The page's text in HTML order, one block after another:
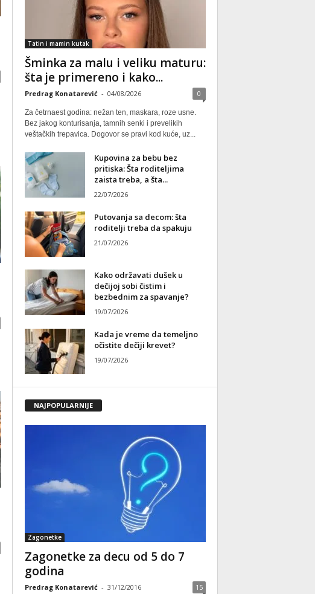
Tatin i mamin kutak
Šminka za malu i veliku maturu:
šta je primereno i kako...
Predrag Konatarević - 04/08/2026 0
Za četrnaest godina: nežan ten, maskara, roze usne.
Bez jakog konturisanja, tamnih senki i prevelikih
veštačkih trepavica. Dogovor se pravi kod kuće, uz...
Kupovina za bebu bez
pritiska: Šta roditeljima
zaista treba, a šta...
22/07/2026
Putovanja sa decom: šta
roditelji treba da spakuju
21/07/2026
Kako održavati dušek u
dečijoj sobi čistim i
bezbednim za spavanje?
19/07/2026
Kada je vreme da temeljno
očistite dečiji krevet?
19/07/2026
NAJPOPULARNIJE
Zagonetke
Zagonetke za decu od 5 do 7
godina
Predrag Konatarević - 31/12/2016 15